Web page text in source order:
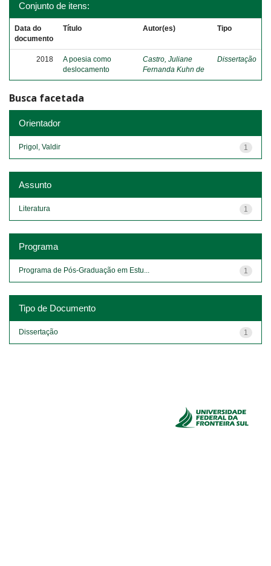
Conjunto de itens:
Data do
documento
Título Autor(es) Tipo
2018
A poesia como
deslocamento
Castro, Juliane
Fernanda Kuhn de
Dissertação
Busca facetada
Orientador
1
Prigol, Valdir
Assunto
1
Literatura
Programa
1
Programa de Pós-Graduação em Estu...
Tipo de Documento
1
Dissertação